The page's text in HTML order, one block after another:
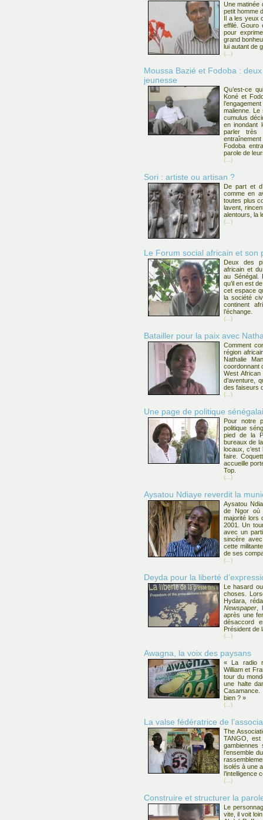
Une matinée
petit homme
Il a les yeux
effilé. Gouro
pour
grand
lui autant de
(...)
Moussa Bazié et Fodoba :
jeunesse
Qu’est-ce
Koné et
malienne.
cumulus
en inondant
parler très
Fodoba
parole de
(...)
Sori : artiste ou artisan ?
De part et
comme en
toutes plus
lavent,
alentours, la
(...)
Le Forum social africain et son
Deux des
africain et
au Sénégal.
qu’il en est
cet espace
la société
continent
l’échange.
(...)
Batailler pour la paix avec
Comment
région
Nathalie
coordonnant
West
d’aventure,
des faiseurs
(...)
Une page de politique
Pour notre
politique
pied de la
bureaux de
locaux,
faire.
accueille
Top.
(...)
Aysatou Ndiaye reverdit la
Aysatou
de Ngor où
majorité lors
2001. Un
avec un
sincère
cette
de ses
(...)
Deyda pour la liberté
Le hasard
choses.
Hydara,
Newspaper ,
après une
désaccord
Président de
(...)
Awagna, la voix des paysans
« La radio
William et
tour du
une halte
bien ? »
(...)
La valse fédératrice de
The
TANGO,
gambiennes
l’ensemble
isolés à une
l’intelligence
(...)
Construire et structurer la
Le
vite, il voit